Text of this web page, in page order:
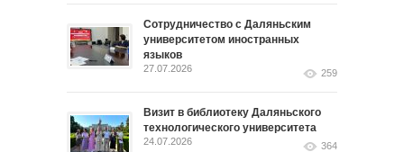
Сотрудничество с Даляньским
университетом иностранных
языков
27.07.2026 259
Визит в библиотеку Даляньского
технологического университета
24.07.2026 364